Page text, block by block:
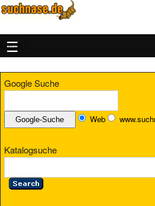
MENU
Google Suche
Web
Katalogsuche